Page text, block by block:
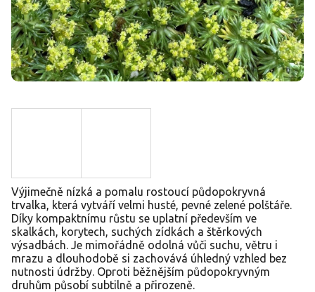
Výjimečně nízká a pomalu rostoucí půdopokryvná
trvalka, která vytváří velmi husté, pevné zelené polštáře.
Díky kompaktnímu růstu se uplatní především ve
skalkách, korytech, suchých zídkách a štěrkových
výsadbách. Je mimořádně odolná vůči suchu, větru i
mrazu a dlouhodobě si zachovává úhledný vzhled bez
nutnosti údržby. Oproti běžnějším půdopokryvným
druhům působí subtilně a přirozeně.